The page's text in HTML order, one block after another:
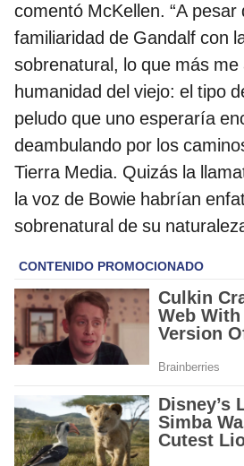
comentó McKellen. “A pesar
familiaridad de Gandalf con
sobrenatural, lo que más me
humanidad del viejo: el tipo
peludo que uno esperaría
deambulando por los
Tierra Media. Quizás la
la voz de Bowie habrían
sobrenatural de su